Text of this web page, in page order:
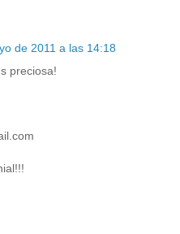
de 2011 a las 14:18
preciosa!